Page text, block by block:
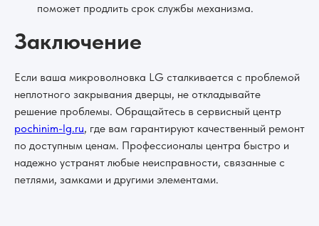
поможет продлить срок службы механизма.
Заключение
Если ваша микроволновка LG сталкивается с проблемой
неплотного закрывания дверцы, не откладывайте
решение проблемы. Обращайтесь в сервисный центр
pochinim-lg.ru, где вам гарантируют качественный ремонт
по доступным ценам. Профессионалы центра быстро и
надежно устранят любые неисправности, связанные с
петлями, замками и другими элементами.